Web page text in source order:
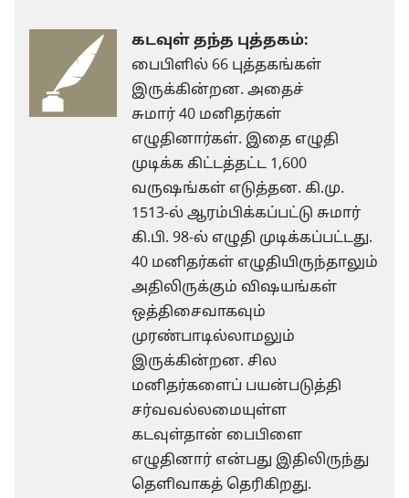
கடவுள் தந்த புத்தகம்:
பைபிளில் 66 புத்தகங்கள்
இருக்கின்றன. அதைச்
சுமார் 40 மனிதர்கள்
எழுதினார்கள். இதை எழுதி
முடிக்க கிட்டத்தட்ட 1,600
வருஷங்கள் எடுத்தன. கி.மு.
1513-ல் ஆரம்பிக்கப்பட்டு சுமார்
கி.பி. 98-ல் எழுதி முடிக்கப்பட்டது.
40 மனிதர்கள் எழுதியிருந்தாலும்
அதிலிருக்கும் விஷயங்கள்
ஒத்திசைவாகவும்
முரண்பாடில்லாமலும்
இருக்கின்றன. சில
மனிதர்களைப் பயன்படுத்தி
சர்வவல்லமையுள்ள
கடவுள்தான் பைபிளை
எழுதினார் என்பது இதிலிருந்து
தெளிவாகத் தெரிகிறது.